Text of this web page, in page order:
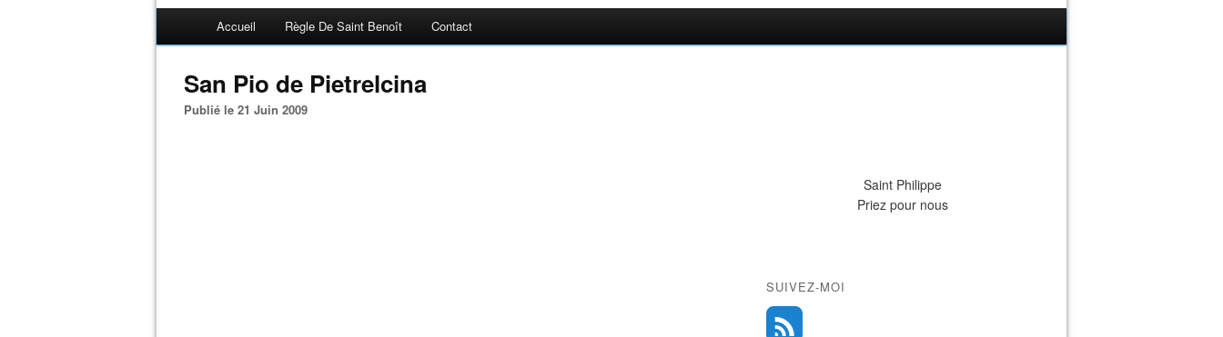
Accueil Règle De Saint Benoît Contact
San Pio de Pietrelcina
Publié le 21 Juin 2009
Saint Philippe
Priez pour nous
SUIVEZ-MOI